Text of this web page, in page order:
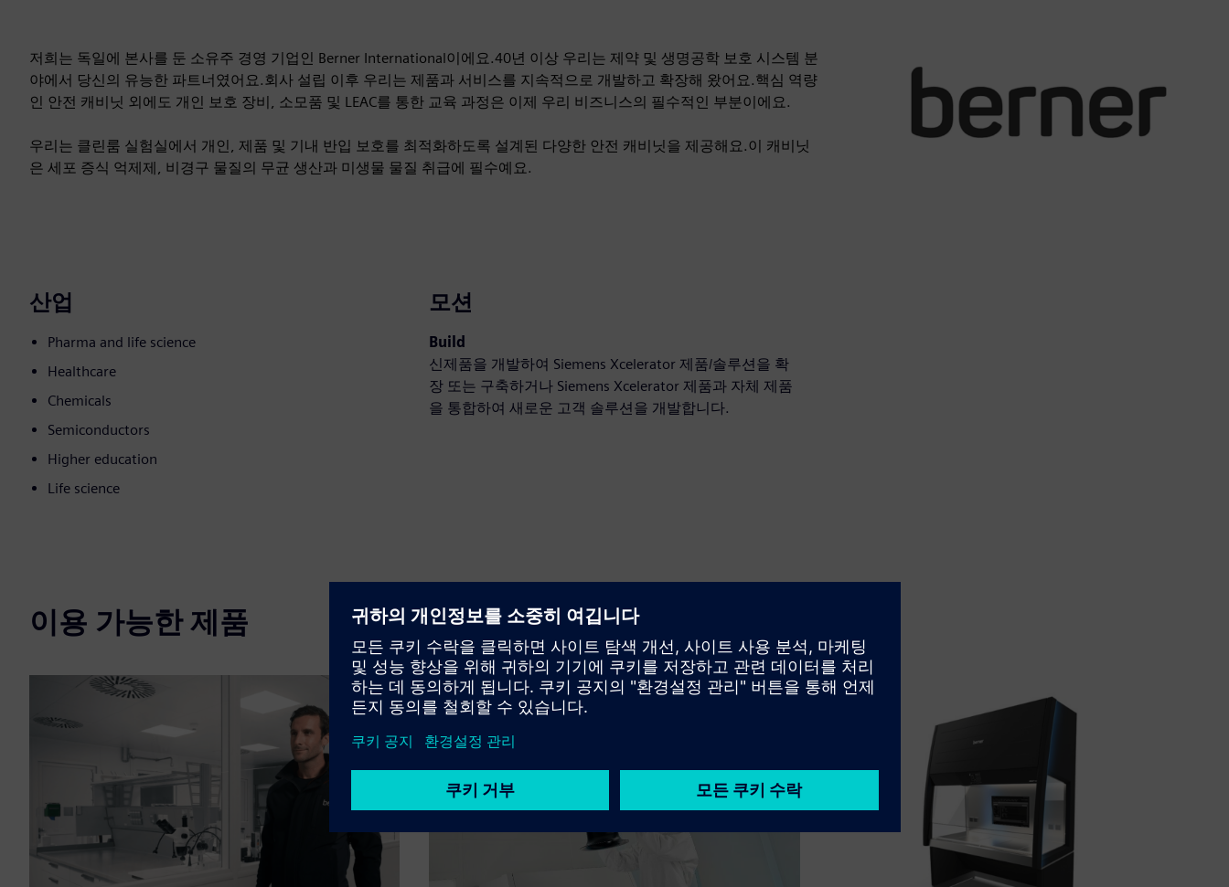
저희는 독일에 본사를 둔 소유주 경영 기업인 Berner International이에요.40년 이상 우리는 제약 및 생명공학 보호 시스템 분
야에서 당신의 유능한 파트너였어요.회사 설립 이후 우리는 제품과 서비스를 지속적으로 개발하고 확장해 왔어요.핵심 역량
인 안전 캐비닛 외에도 개인 보호 장비, 소모품 및 LEAC를 통한 교육 과정은 이제 우리 비즈니스의 필수적인 부분이에요.
우리는 클린룸 실험실에서 개인, 제품 및 기내 반입 보호를 최적화하도록 설계된 다양한 안전 캐비닛을 제공해요.이 캐비닛
은 세포 증식 억제제, 비경구 물질의 무균 생산과 미생물 물질 취급에 필수예요.
산업
Pharma and life science
Healthcare
Chemicals
Semiconductors
Higher education
Life science
모션
Build
신제품을 개발하여 Siemens Xcelerator 제품/솔루션을 확
장 또는 구축하거나 Siemens Xcelerator 제품과 자체 제품
을 통합하여 새로운 고객 솔루션을 개발합니다.
이용 가능한 제품